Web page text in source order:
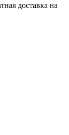
доставка на